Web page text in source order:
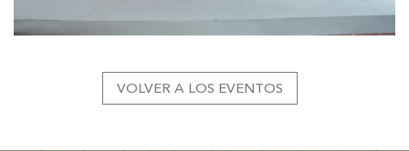
VOLVER A LOS EVENTOS